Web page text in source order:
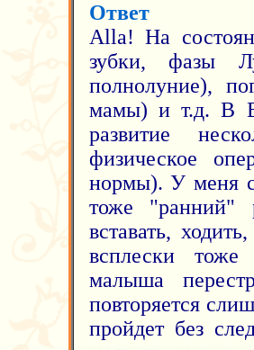
Ответ
Alla! На
зубки, фазы
полнолуние),
мамы) и т.д. В
развитие
физическое
нормы). У меня
тоже "ранний"
вставать,
всплески тоже
малыша
повторяется
пройдет без